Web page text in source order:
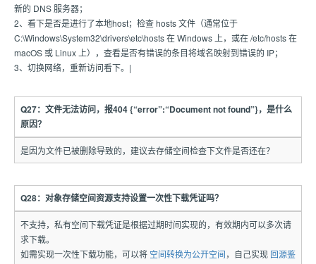
新的 DNS 服务器；
2、看下是否是进行了本地host；检查 hosts 文件（通常位于
C:\Windows\System32\drivers\etc\hosts 在 Windows 上，或在 /etc/hosts 在
macOS 或 Linux 上），查看是否有错误的条目将域名映射到错误的 IP；
3、切换网络，重新访问看下。|
Q27：文件无法访问，报404 {“error”:“Document not found”}，是什么
原因？
是因为文件已被删除导致的，建议去存储空间检查下文件是否还在？
Q28：对象存储空间资源支持设置一次性下载凭证吗？
不支持，私有空间下载凭证是根据过期时间实现的，有效期内可以多次请
求下载。
如需实现一次性下载功能，可以将 空间转换为公开空间，自己实现 回源鉴